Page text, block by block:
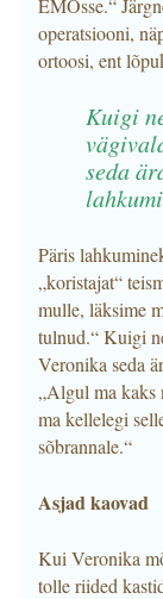
EMOsse.“
operatsiooni,
ortoosi, ent
Kuigi
seda
Päris
„koristajat“
mulle, läksime
tulnud.“ Kuigi
Veronika seda
„Algul ma kaks
ma kellelegi
sõbrannale.“
Asjad kaovad
Kui Veronika
tolle riided